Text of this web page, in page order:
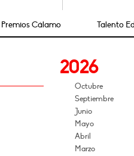
Premios Cálamo Talento
2026
Octubre
Septiembre
Junio
Mayo
Abril
Marzo